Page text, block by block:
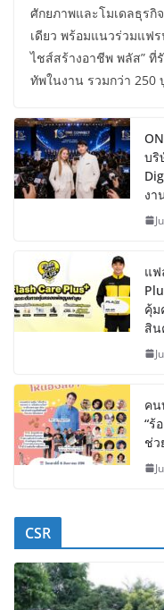
ศักยภาพและโมเดลธุรกิ
เดียว พร้อมแนวร่วมแฟ
ไชส์สร้างอาชีพ พลัส” ที่
ทัพในงาน รวมกว่า
บริ
งา
แฟ
คุ้ม
สิน
คน
“ร้
ช่ว
CSR